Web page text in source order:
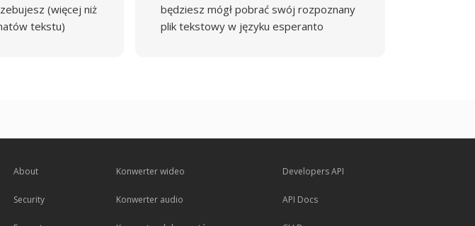
(więcej niż
tekstu)
będziesz mógł pobrać swój rozpoznany
plik tekstowy w języku esperanto
About
Security
Konwerter wideo
Konwerter audio
Developers API
API Docs